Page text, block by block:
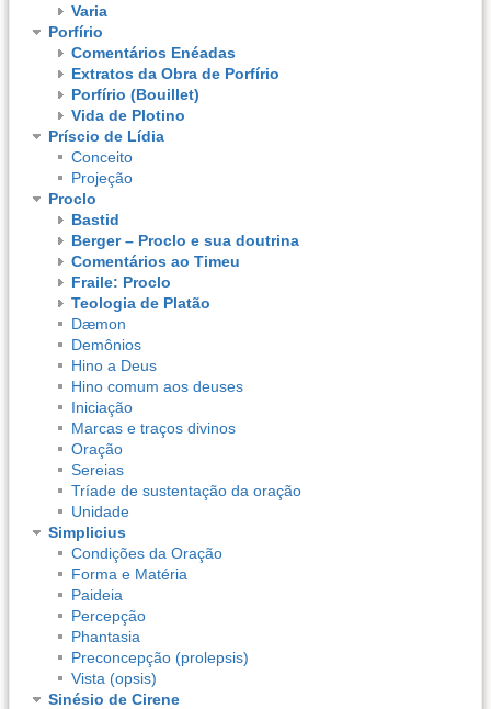
Varia
Porfírio
Comentários Enéadas
Extratos da Obra de Porfírio
Porfírio (Bouillet)
Vida de Plotino
Príscio de Lídia
Conceito
Projeção
Proclo
Bastid
Berger – Proclo e sua doutrina
Comentários ao Timeu
Fraile: Proclo
Teologia de Platão
Dæmon
Demônios
Hino a Deus
Hino comum aos deuses
Iniciação
Marcas e traços divinos
Oração
Sereias
Tríade de sustentação da oração
Unidade
Simplicius
Condições da Oração
Forma e Matéria
Paideia
Percepção
Phantasia
Preconcepção (prolepsis)
Vista (opsis)
Sinésio de Cirene